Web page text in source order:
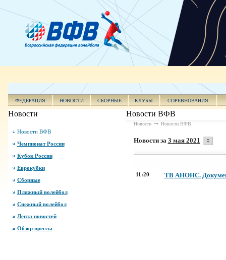
ФЕДЕРАЦИЯ НОВОСТИ СБОРНЫЕ КЛУБЫ СОРЕВНОВАНИЯ
Новости
Новости ВФВ
Чемпионат России
Кубок России
Еврокубки
Сборные
Пляжный волейбол
Снежный волейбол
Лента новостей
Обзор прессы
Новости ВФВ
Новости Новости ВФВ
Новости за 3 мая 2021
11:20 ТВ АНОНС.